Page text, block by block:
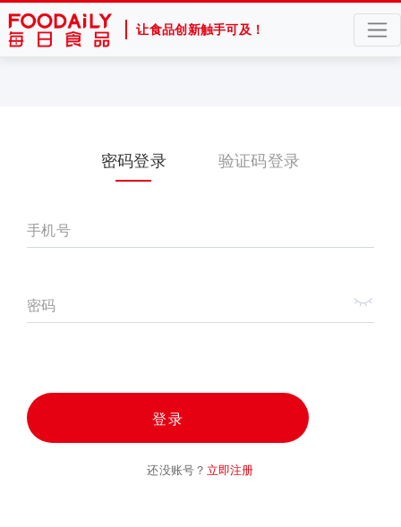
让食品创新触手可及！
密码登录 验证码登录
手机号
密码
登录
还没账号？ 立即注册